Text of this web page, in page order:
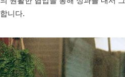
니다.